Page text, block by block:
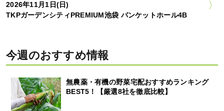
2026年11月1日(日)
TKPガーデンシティPREMIUM池袋 バンケットホール4B
今週のおすすめ情報
無農薬・有機の野菜宅配おすすめランキング
BEST5！【厳選8社を徹底比較】